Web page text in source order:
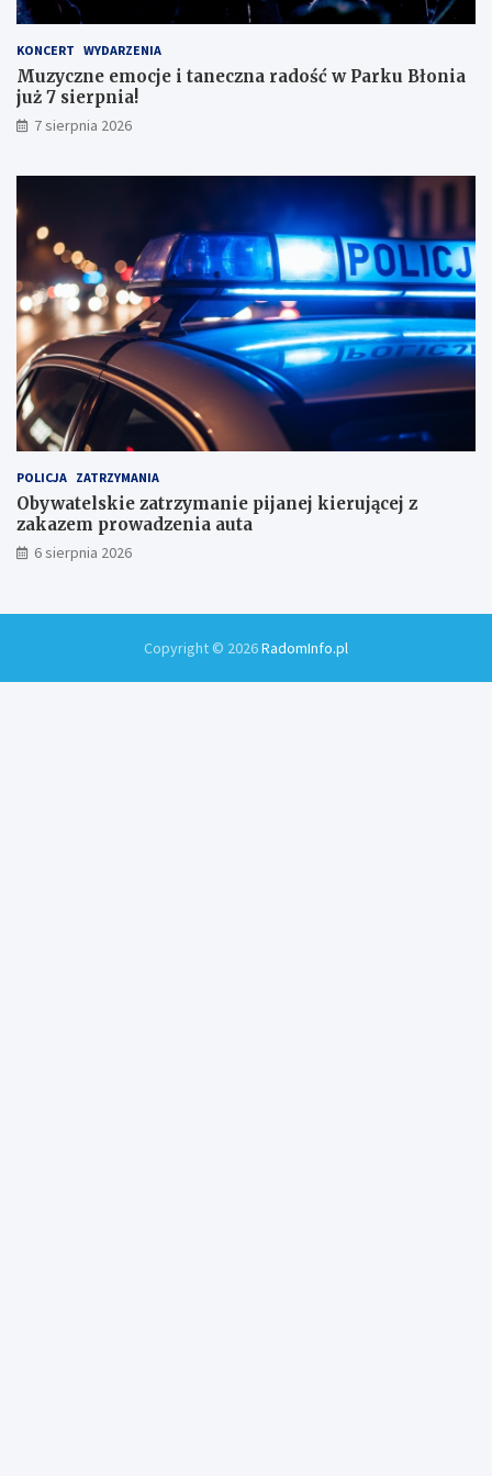
ł
m
i
w
y
k
a
m
KONCERT WYDARZENIA
Muzyczne emocje i taneczna radość w Parku Błonia
już 7 sierpnia!
7 sierpnia 2026
POLICJA ZATRZYMANIA
Obywatelskie zatrzymanie pijanej kierującej z
zakazem prowadzenia auta
6 sierpnia 2026
Copyright © 2026RadomInfo.pl